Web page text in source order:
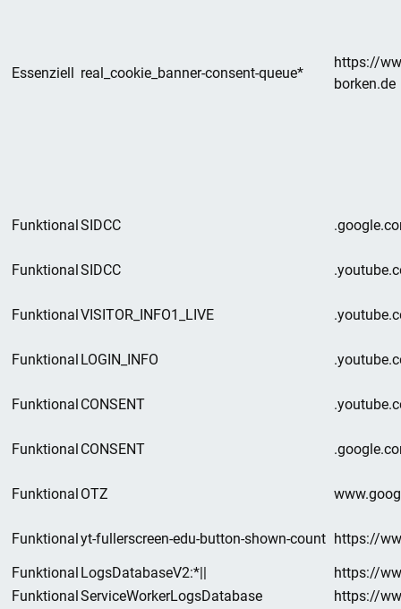
Essenziell real_cookie_banner-consent-queue*
https://
borken.de
FunktionalSIDCC
FunktionalSIDCC
FunktionalVISITOR_INFO1_LIVE
Funktional LOGIN_INFO
Funktional CONSENT
Funktional CONSENT
Funktional OTZ
Funktionalyt-fullerscreen-edu-button-shown-count https://
Funktional LogsDatabaseV2:*||
https://
FunktionalServiceWorkerLogsDatabase
https://